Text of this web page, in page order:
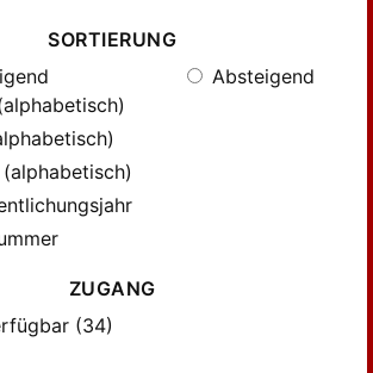
SORTIERUNG
Absteigend
ZUGANG
(34)